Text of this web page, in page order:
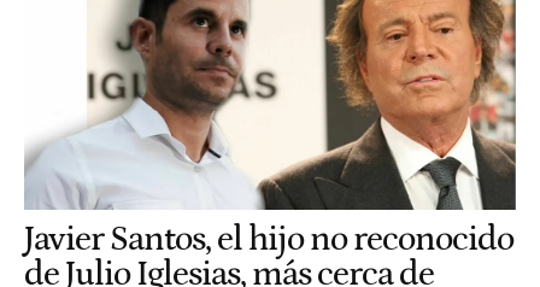
Javier Santos, el hijo no reconocido
de Julio Iglesias, más cerca de